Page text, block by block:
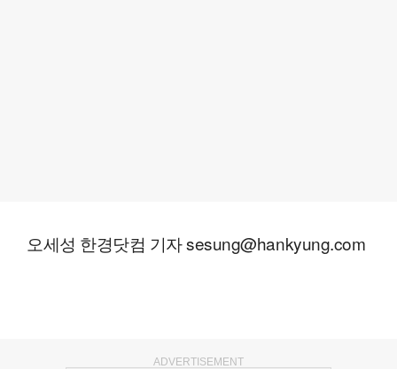
오세성 한경닷컴 기자 sesung@hankyung.com
ADVERTISEMENT